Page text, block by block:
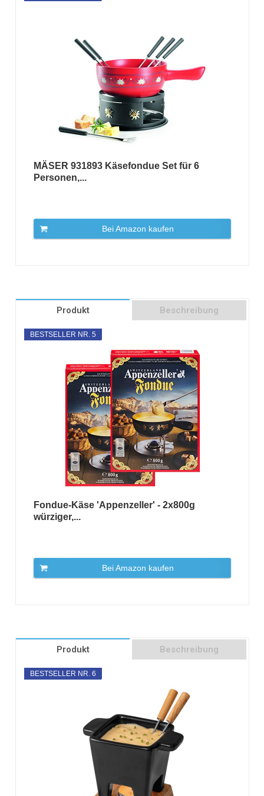
MÄSER 931893 Käsefondue Set für 6
Personen,...
Bei Amazon kaufen
Produkt Beschreibung
BESTSELLER NR. 5
Fondue-Käse 'Appenzeller' - 2x800g
würziger,...
Bei Amazon kaufen
Produkt Beschreibung
BESTSELLER NR. 6